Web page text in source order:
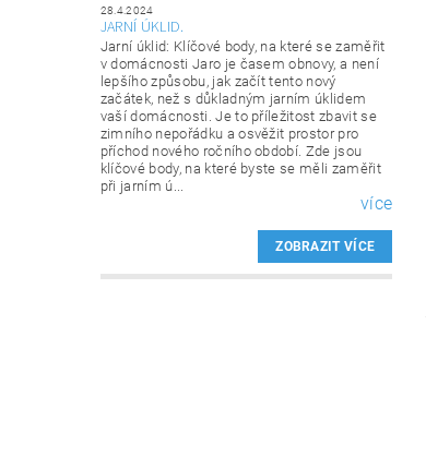
28.4.2024
JARNÍ ÚKLID.
Jarní úklid: Klíčové body, na které se zaměřit
v domácnosti Jaro je časem obnovy, a není
lepšího způsobu, jak začít tento nový
začátek, než s důkladným jarním úklidem
vaší domácnosti. Je to příležitost zbavit se
zimního nepořádku a osvěžit prostor pro
příchod nového ročního období. Zde jsou
klíčové body, na které byste se měli zaměřit
při jarním ú...
více
ZOBRAZIT VÍCE